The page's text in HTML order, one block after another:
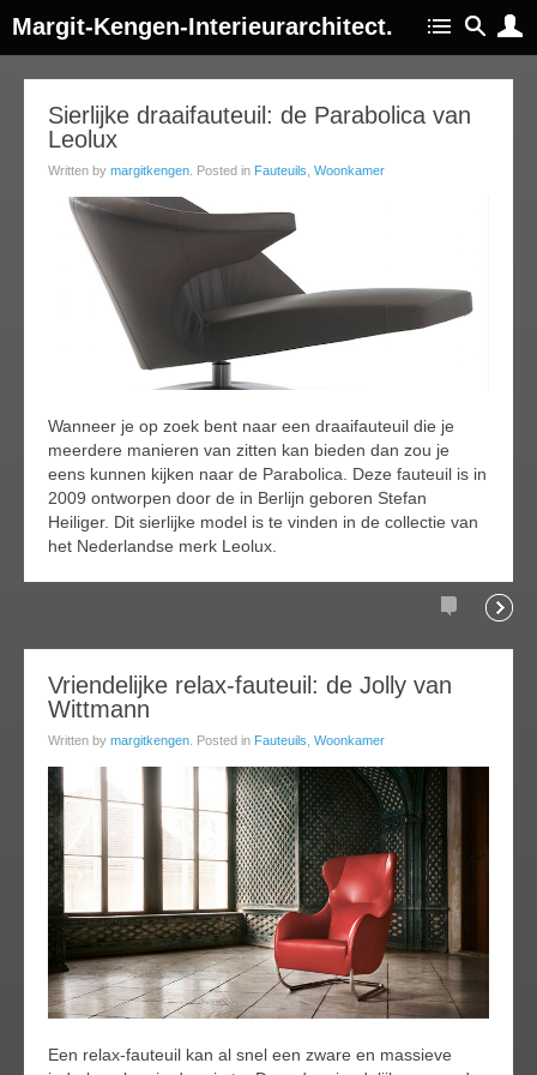
Margit-Kengen-Interieurarchitect.
Sierlijke draaifauteuil: de Parabolica van
Leolux
Written by margitkengen . Posted in Fauteuils Woonkamer
Wanneer je op zoek bent naar een draaifauteuil die je
meerdere manieren van zitten kan bieden dan zou je
eens kunnen kijken naar de Parabolica. Deze fauteuil is in
2009 ontworpen door de in Berlijn geboren Stefan
Heiliger. Dit sierlijke model is te vinden in de collectie van
het Nederlandse merk Leolux.
Comments
Vriendelijke relax-fauteuil: de Jolly van
Wittmann
Written by margitkengen . Posted in Fauteuils Woonkamer
Een relax-fauteuil kan al snel een zware en massieve